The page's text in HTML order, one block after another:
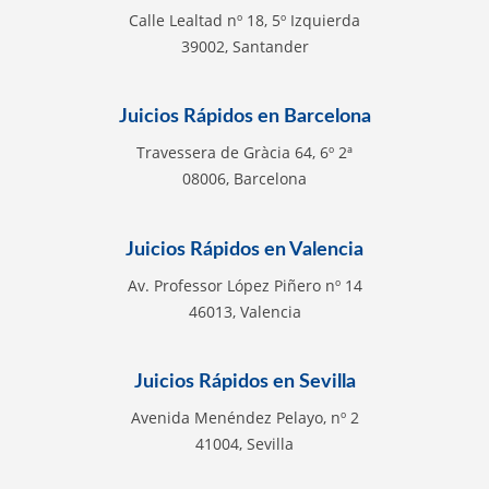
Calle Lealtad nº 18, 5º Izquierda
39002, Santander
Juicios Rápidos en Barcelona
Travessera de Gràcia 64, 6º 2ª
08006, Barcelona
Juicios Rápidos en Valencia
Av. Professor López Piñero nº 14
46013, Valencia
Juicios Rápidos en Sevilla
Avenida Menéndez Pelayo, nº 2
41004, Sevilla